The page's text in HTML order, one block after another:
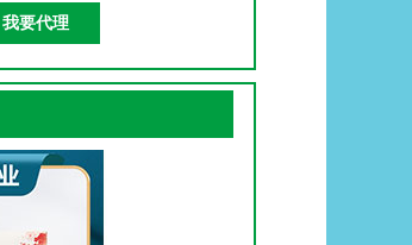
我要代理